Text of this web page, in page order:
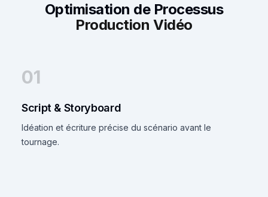
Optimisation de Processus
Production Vidéo
01
Script & Storyboard
Idéation et écriture précise du scénario avant le
tournage.